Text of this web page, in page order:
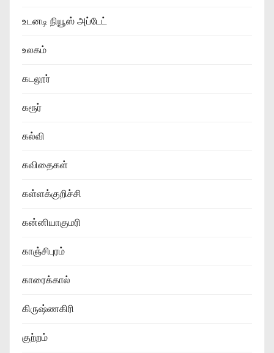
உடனடி நியூஸ் அப்டேட்
உலகம்
கடலூர்
கரூர்
கல்வி
கவிதைகள்
கள்ளக்குறிச்சி
கன்னியாகுமரி
காஞ்சிபுரம்
காரைக்கால்
கிருஷ்ணகிரி
குற்றம்